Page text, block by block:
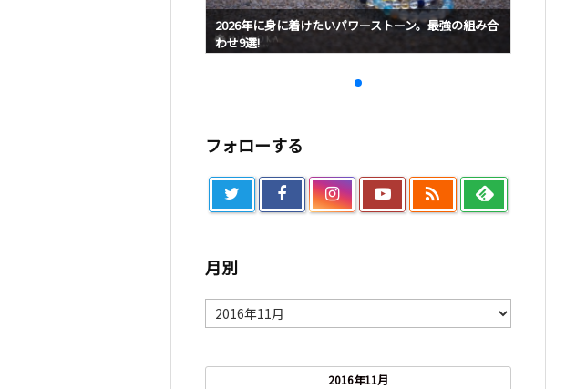
2026年に身に着けたいパワーストーン。最強の組み合
わせ9選!
フォローする

月別
月
別
2016年11月